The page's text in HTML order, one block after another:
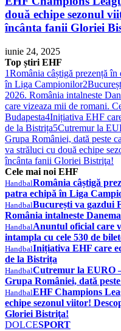
două echipe sezonul
încânta fanii Gloriei
iunie 24, 2025
Top știri EHF
1România câștigă prezență în
în Liga Campionilor2
2026. România intalneste
care vizeaza mii de romani.
Budapesta4Inițiativa EHF
de la Bistrița5Cutremur la
Grupa României, dată peste
va străluci cu două echipe
încânta fanii Gloriei Bistriţa!
Cele mai noi EHF
HandbalRomânia câștigă
patra echipă în Liga
HandbalBucurești va gazdui
România intalneste
HandbalAnuntul oficial care
intampla cu cele 530 de
HandbalInițiativa EHF care
de la Bistrița
HandbalCutremur la EURO
Grupa României, dată
HandbalEHF Champions
echipe sezonul viitor!
Gloriei Bistriţa!
DOLCESPORT